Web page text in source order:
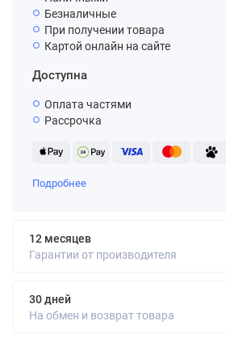
Безналичные
При получении товара
Картой онлайн на сайте
Доступна
Оплата частями
Рассрочка
Подробнее
12 месяцев
Гарантии от производителя
30 дней
На обмен и возврат товара